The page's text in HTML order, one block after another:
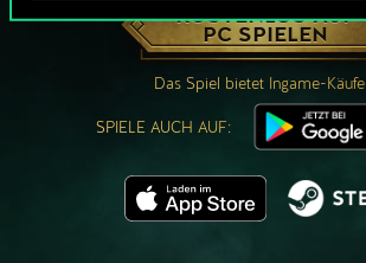
KOSTENLOS AUF
PC SPIELEN
Das Spiel bietet Ingame-Käufe
SPIELE AUCH AUF: